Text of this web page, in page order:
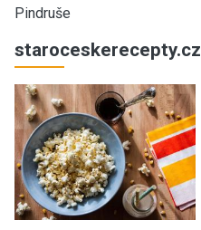
Pindruše
staroceskerecepty.cz